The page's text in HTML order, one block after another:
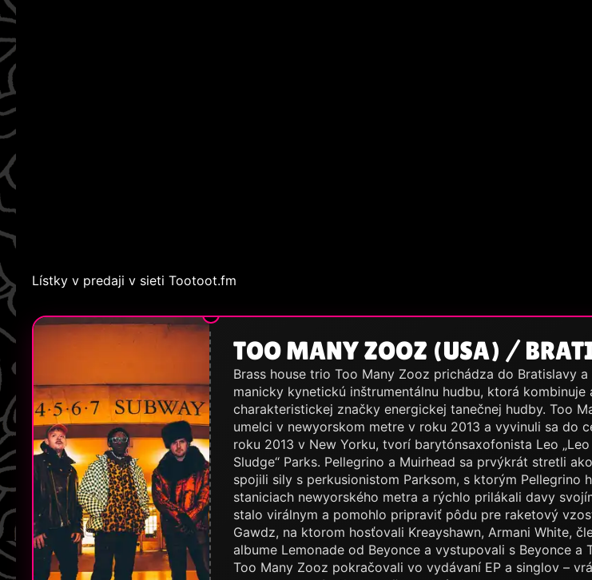
Lístky v predaji v sieti Tootoot.fm
TOO MANY ZOOZ (USA) /
Brass house trio Too Many Zooz prichádza do Bratislavy
manicky kynetickú inštrumentálnu hudbu, ktorá
charakteristickej značky energickej tanečnej hudby. Too
umelci v newyorskom metre v roku 2013 a vyvinuli sa do
roku 2013 v New Yorku, tvorí barytónsaxofonista Leo
Sludge“ Parks. Pellegrino a Muirhead sa prvýkrát stretli
spojili sily s perkusionistom Parksom, s ktorým Pellegrino
staniciach newyorského metra a rýchlo prilákali davy
stalo virálnym a pomohlo pripraviť pôdu pre raketový
Gawdz, na ktorom hosťovali Kreayshawn, Armani White,
albume Lemonade od Beyonce a vystupovali s Beyonce
Too Many Zooz pokračovali vo vydávaní EP a singlov –